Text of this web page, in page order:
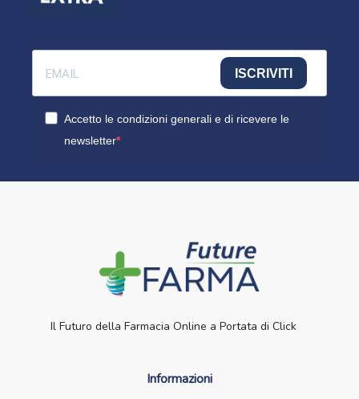
ISCRIVITI
Accetto le condizioni generali e di ricevere le
newsletter
Il Futuro della Farmacia Online a Portata di Click
Informazioni